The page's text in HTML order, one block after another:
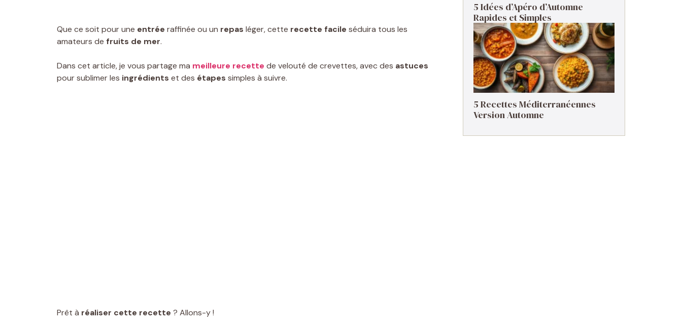
Que ce soit pour une entrée raffinée ou un repas léger, cette recette facile séduira tous les
amateurs de fruits de mer.
Dans cet article, je vous partage ma meilleure recette de velouté de crevettes, avec des astuces
pour sublimer les ingrédients et des étapes simples à suivre.
Prêt à réaliser cette recette ? Allons-y !
5 Idées d’Apéro d’Automne
Rapides et Simples
5 Recettes Méditerranéennes
Version Automne